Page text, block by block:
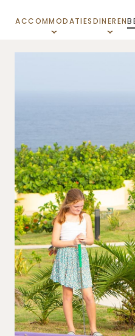
ACCOMMODATIESDINEREN